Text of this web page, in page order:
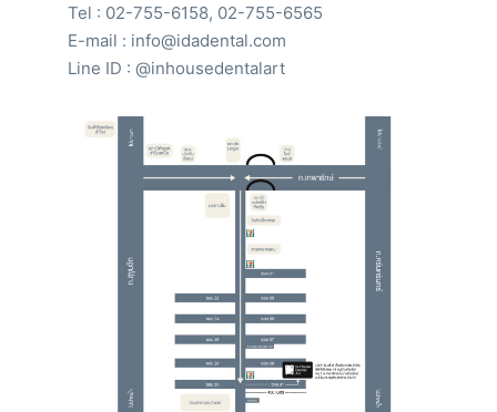
Tel : 02-755-6158, 02-755-6565
E-mail : info@idadental.com
Line ID : @inhousedentalart